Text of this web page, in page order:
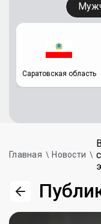
Саратовская область
Главная Новости